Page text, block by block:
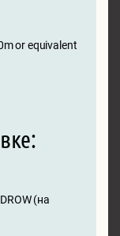
or equivalent
(на